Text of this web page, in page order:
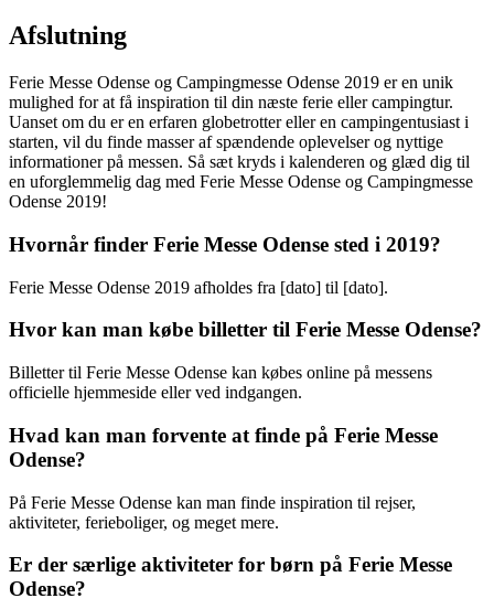
Afslutning
Ferie Messe Odense og Campingmesse Odense 2019 er en unik
mulighed for at få inspiration til din næste ferie eller campingtur.
Uanset om du er en erfaren globetrotter eller en campingentusiast i
starten, vil du finde masser af spændende oplevelser og nyttige
informationer på messen. Så sæt kryds i kalenderen og glæd dig til
en uforglemmelig dag med Ferie Messe Odense og Campingmesse
Odense 2019!
Hvornår finder Ferie Messe Odense sted i 2019?
Ferie Messe Odense 2019 afholdes fra [dato] til [dato].
Hvor kan man købe billetter til Ferie Messe Odense?
Billetter til Ferie Messe Odense kan købes online på messens
officielle hjemmeside eller ved indgangen.
Hvad kan man forvente at finde på Ferie Messe
Odense?
På Ferie Messe Odense kan man finde inspiration til rejser,
aktiviteter, ferieboliger, og meget mere.
Er der særlige aktiviteter for børn på Ferie Messe
Odense?